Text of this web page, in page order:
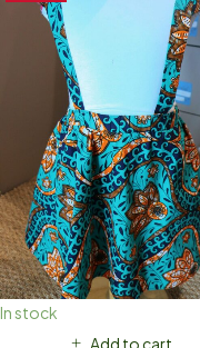
In stock
Add to cart